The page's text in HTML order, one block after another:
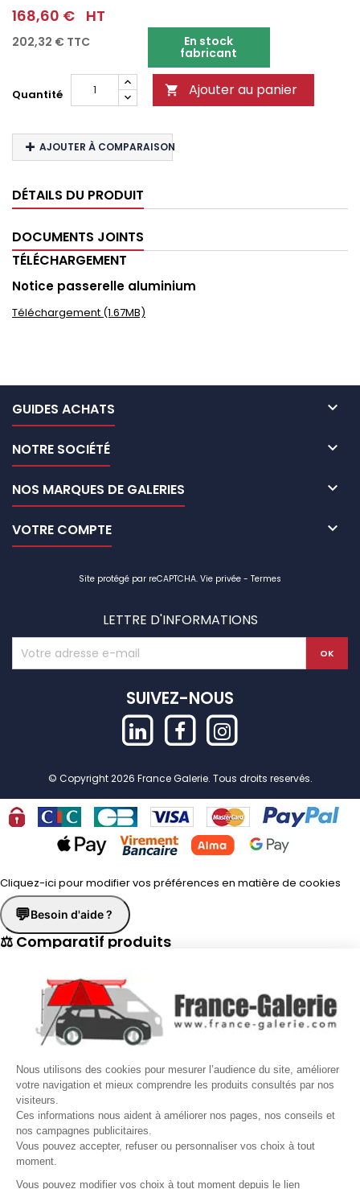
Nous utilisons des cookies pour mesurer l’audience du site, améliorer
votre navigation et mieux comprendre les produits consultés par nos
visiteurs.
Ces informations nous aident à améliorer nos pages, nos conseils et
nos campagnes publicitaires.
Vous pouvez accepter, refuser ou personnaliser vos choix à tout
moment.
Vous pouvez modifier vos choix à tout moment depuis le lien
168,60 € HT
202,32 € TTC En stock
fabricant
Quantité  Ajouter au panier
AJOUTER À COMPARAISON
DÉTAILS DU PRODUIT
DOCUMENTS JOINTS
TÉLÉCHARGEMENT
Notice passerelle aluminium
Téléchargement (1.67MB)
GUIDES ACHATS 
NOTRE SOCIÉTÉ 
NOS MARQUES DE GALERIES 
VOTRE COMPTE 
Site protégé par reCAPTCHA. Vie privée - Termes
LETTRE D'INFORMATIONS
SUIVEZ-NOUS
© Copyright 2026 France Galerie. Tous droits reservés.
Cliquez-ici pour modifier vos préférences en matière de cookies
💬Besoin d'aide ?
⚖ Comparatif produits
📋 Fiche technique
Demander un rappel
Nos conseillers vous rappellent duLundi au Vendredide8h30 à
17h30.
Nom* Prénom*
Téléphone